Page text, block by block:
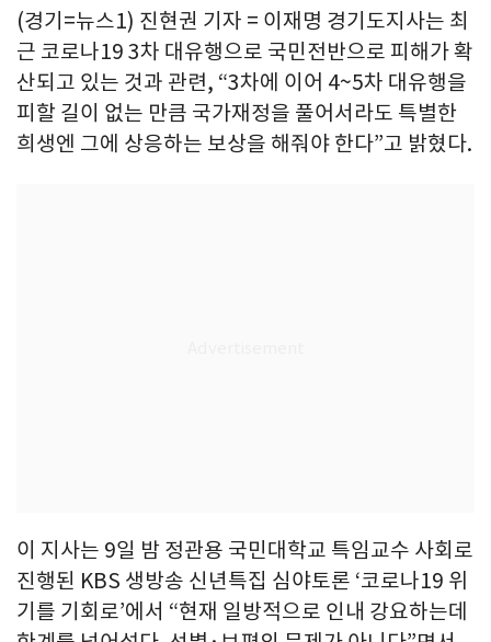
(경기=뉴스1) 진현권 기자 = 이재명 경기도지사는 최
근 코로나19 3차 대유행으로 국민전반으로 피해가 확
산되고 있는 것과 관련, “3차에 이어 4~5차 대유행을
피할 길이 없는 만큼 국가재정을 풀어서라도 특별한
희생엔 그에 상응하는 보상을 해줘야 한다”고 밝혔다.
이 지사는 9일 밤 정관용 국민대학교 특임교수 사회로
진행된 KBS 생방송 신년특집 심야토론 ‘코로나19 위
기를 기회로’에서 “현재 일방적으로 인내 강요하는데